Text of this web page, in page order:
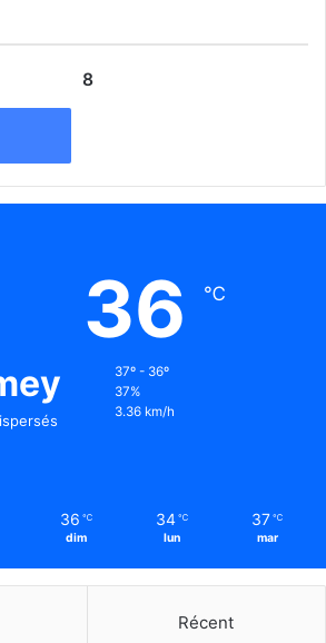
8
36 ℃
37º - 36º
37%
3.36 km/h
36 ℃
dim
34 ℃
lun
37 ℃
mar
Récent